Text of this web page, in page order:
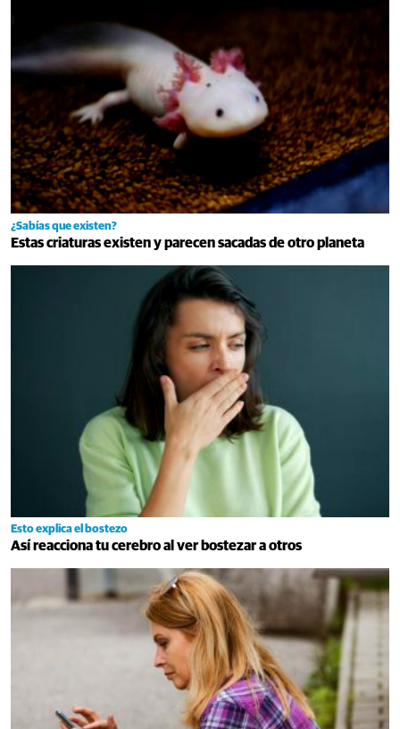
¿Sabías que existen?
Estas criaturas existen y parecen sacadas de otro planeta
Esto explica el bostezo
Así reacciona tu cerebro al ver bostezar a otros